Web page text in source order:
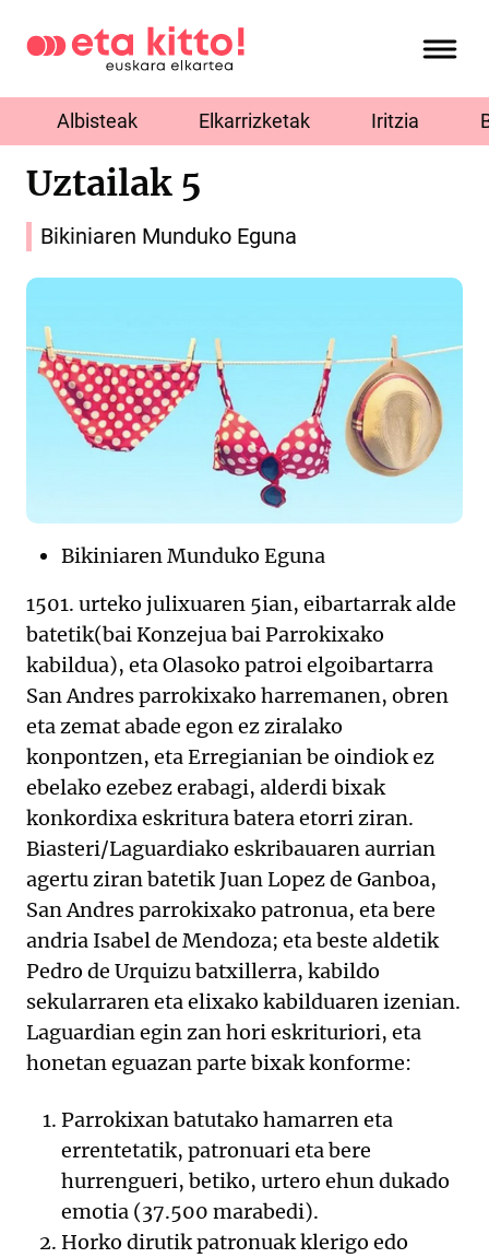
Albisteak Elkarrizketak Iritzia
Uztailak 5
Bikiniaren Munduko Eguna
Bikiniaren Munduko Eguna
1501. urteko julixuaren 5ian, eibartarrak alde
batetik(bai Konzejua bai Parrokixako
kabildua), eta Olasoko patroi elgoibartarra
San Andres parrokixako harremanen, obren
eta zemat abade egon ez ziralako
konpontzen, eta Erregianian be oindiok ez
ebelako ezebez erabagi, alderdi bixak
konkordixa eskritura batera etorri ziran.
Biasteri/Laguardiako eskribauaren aurrian
agertu ziran batetik Juan Lopez de Ganboa,
San Andres parrokixako patronua, eta bere
andria Isabel de Mendoza; eta beste aldetik
Pedro de Urquizu batxillerra, kabildo
sekularraren eta elixako kabilduaren izenian.
Laguardian egin zan hori eskrituriori, eta
honetan eguazan parte bixak konforme:
Parrokixan batutako hamarren eta
errentetatik, patronuari eta bere
hurrengueri, betiko, urtero ehun dukado
emotia (37.500 marabedi).
Horko dirutik patronuak klerigo edo